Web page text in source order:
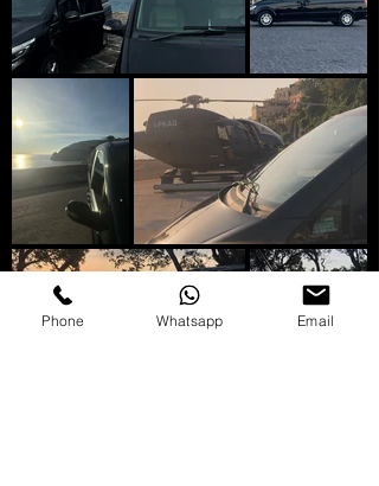
Phone Whatsapp Email